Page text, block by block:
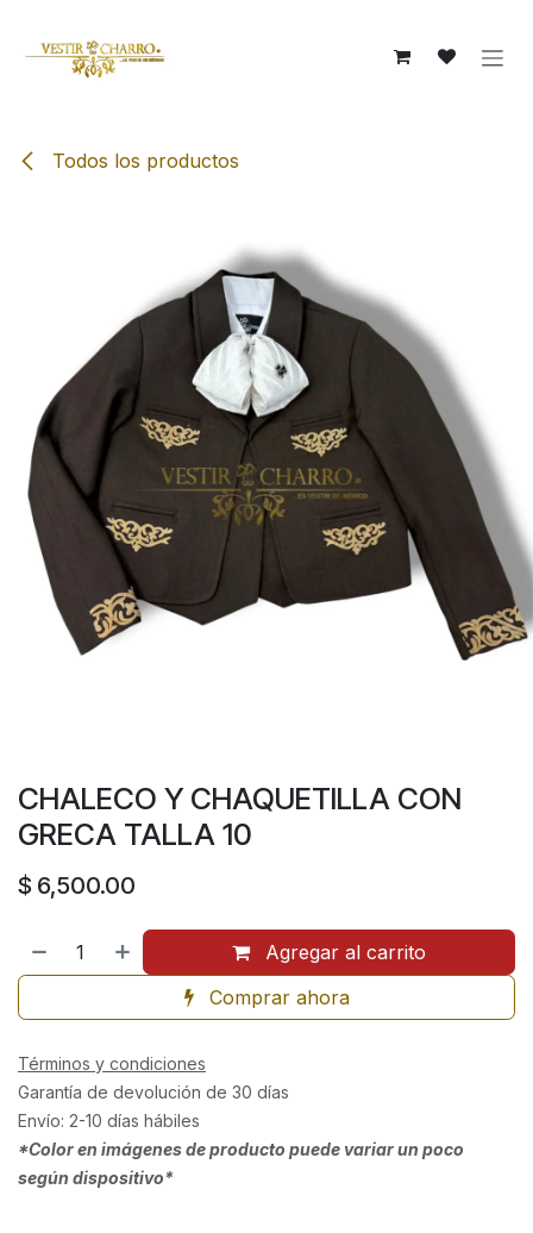
Todos los productos
CHALECO Y CHAQUETILLA CON
GRECA TALLA 10
$ 6,500.00
Agregar al carrito
Comprar ahora
Términos y condiciones
Garantía de devolución de 30 días
Envío: 2-10 días hábiles
*Color en imágenes de producto puede variar un poco
según dispositivo*